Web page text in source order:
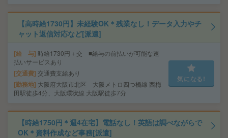
【高時給1730円】未経験OK＊残業なし！データ入力やチ
ャット返信対応など[派遣]
給 与 時給1730円＋交 ■給与の前払いが可能な速
払いサービスあり
交通費 交通費支給あり
勤務地 大阪府大阪市北区 大阪メトロ四つ橋線 西梅
田駅徒歩4分、大阪環状線 大阪駅徒歩7分
気になる!
【時給1750円＊週4在宅】電話なし！英語は調べながらで
OK＊資料作成など事務[派遣]